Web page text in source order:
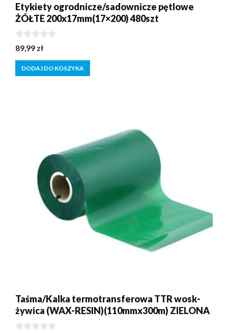
Etykiety ogrodnicze/sadownicze pętlowe
ŻÓŁTE 200x17mm(17×200) 480szt
0
z
5
89,99 zł
DODAJ DO KOSZYKA
Taśma/Kalka termotransferowa TTR wosk-
żywica (WAX-RESIN)(110mmx300m) ZIELONA